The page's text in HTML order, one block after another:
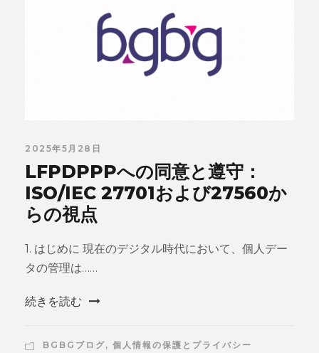
2025年5月28日
LFPDPPPへの同意と遵守：
ISO/IEC 27701および27560か
らの視点
1. はじめに 現在のデジタル時代において、個人デー
タの管理は……
続きを読む
BGBGブログ, 個人情報の保護とプライバシー